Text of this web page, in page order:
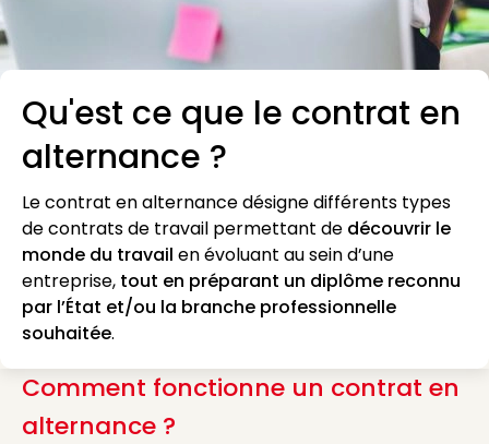
Qu'est ce que le contrat en
alternance ?
Le contrat en alternance désigne différents types
de contrats de travail permettant de découvrir le
monde du travail en évoluant au sein d’une
entreprise, tout en préparant un diplôme reconnu
par l’État et/ou la branche professionnelle
souhaitée.
Comment fonctionne un contrat en
alternance ?